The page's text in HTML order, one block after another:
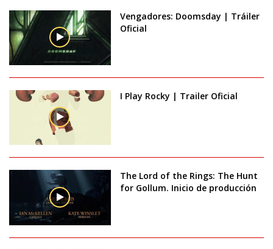
Vengadores: Doomsday | Tráiler
Oficial
I Play Rocky | Trailer Oficial
The Lord of the Rings: The Hunt
for Gollum. Inicio de producción